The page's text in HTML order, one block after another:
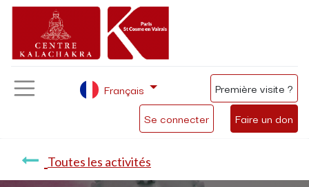
Se connecter Faire un don
Français Première visite ?
Toutes les activités